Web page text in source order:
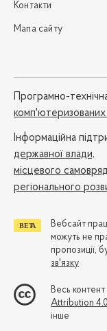
Контакти
Мапа сайту
Програмно-
Iнформаційна
державної влади,
місцевого
регіонального
Вебсайт
можуть не
пропозиції,
зв'язку
Весь контент
Attribution
інше